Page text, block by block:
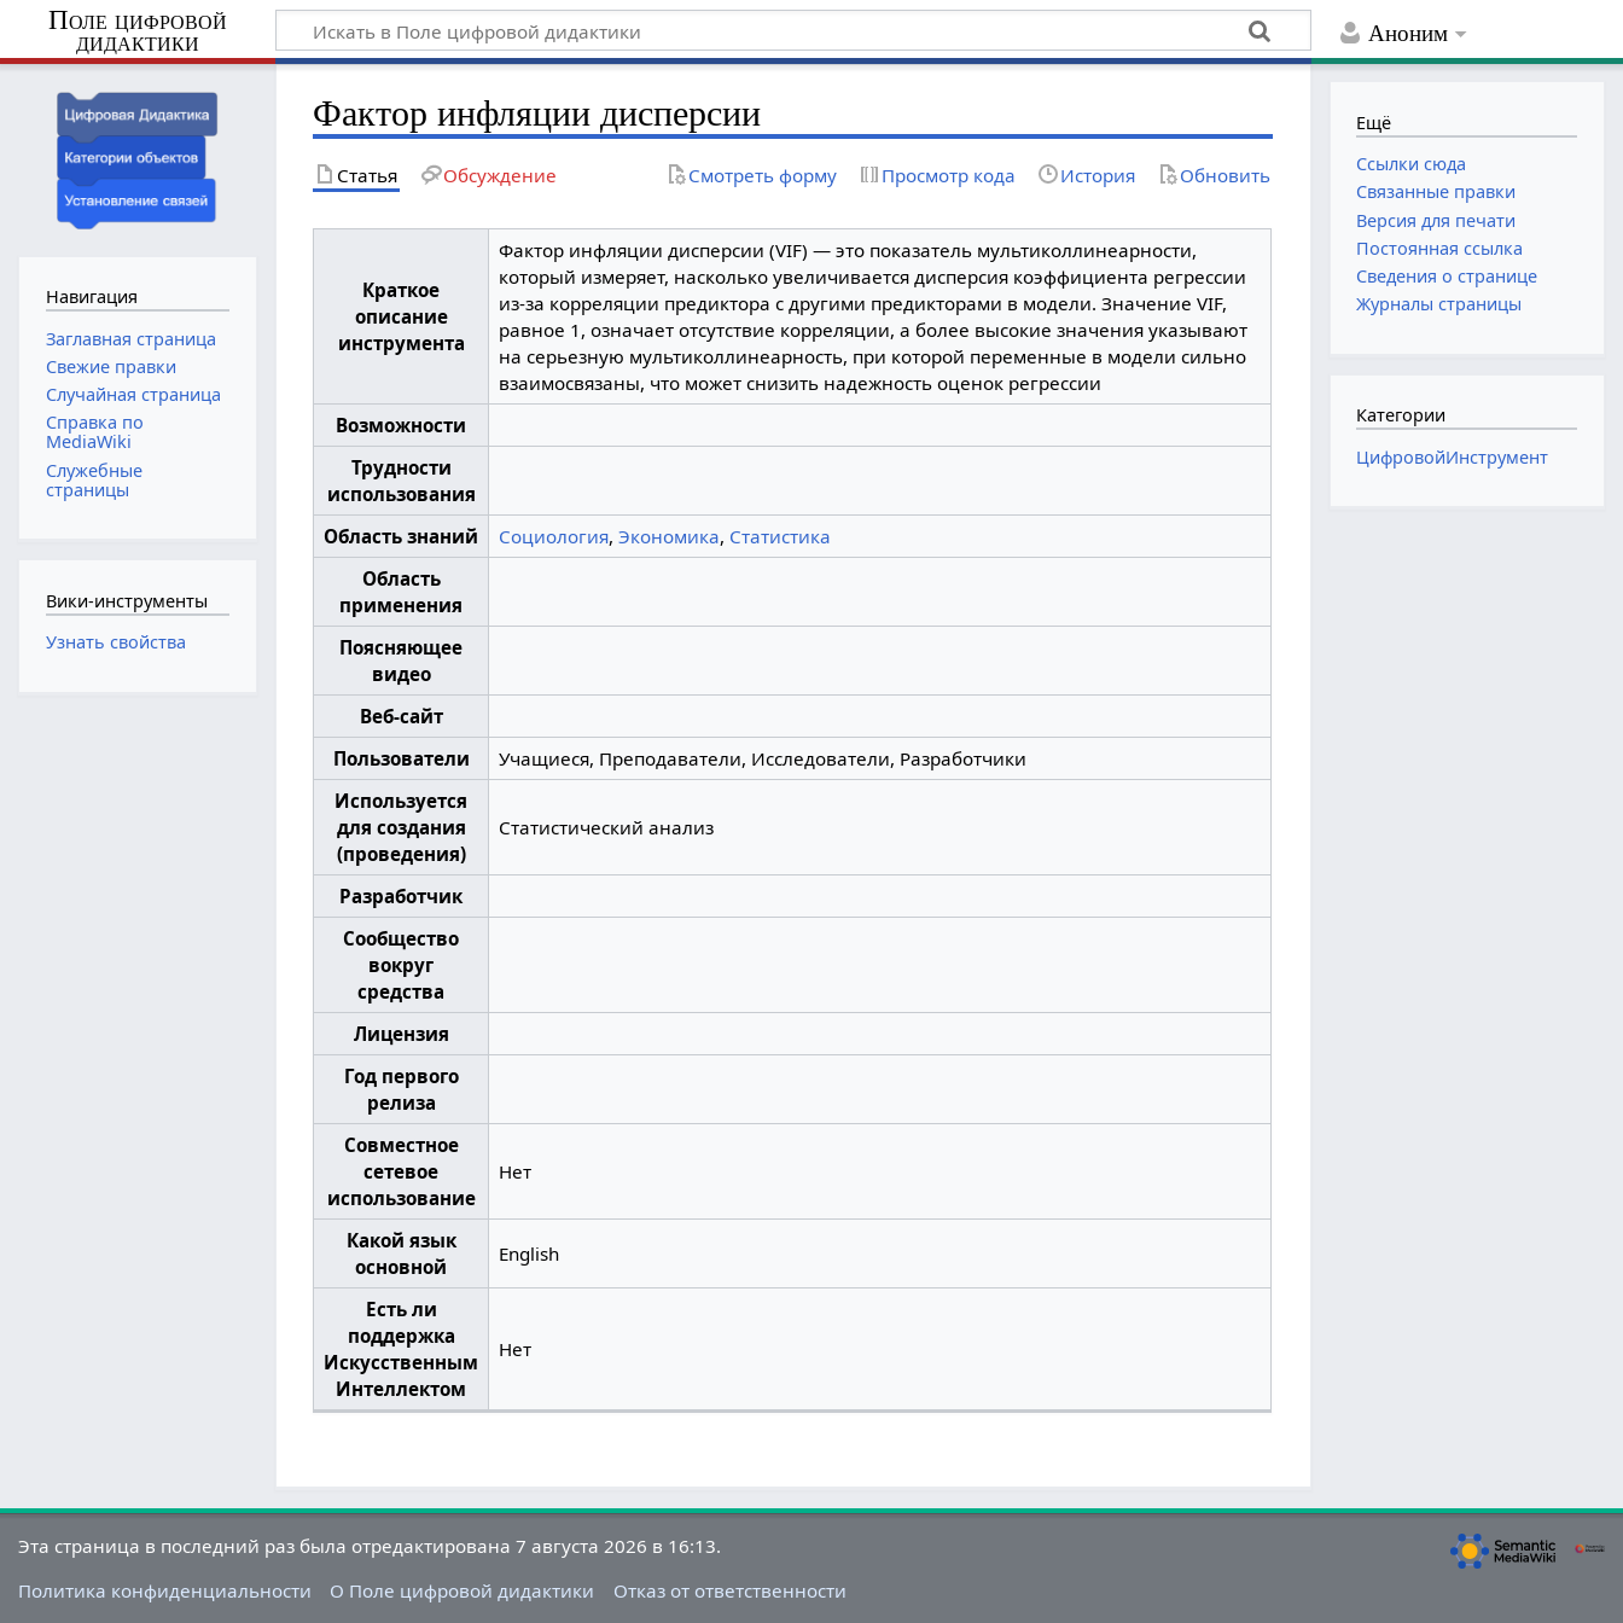
Аноним
Поле цифровой
дидактики
Фактор инфляции дисперсии
Статья Обсуждение Смотреть форму Просмотр кода История Обновить
Краткое
описание
инструмента
Фактор инфляции дисперсии (VIF) — это показатель мультиколлинеарности,
который измеряет, насколько увеличивается дисперсия коэффициента регрессии
из-за корреляции предиктора с другими предикторами в модели. Значение VIF,
равное 1, означает отсутствие корреляции, а более высокие значения указывают
на серьезную мультиколлинеарность, при которой переменные в модели сильно
взаимосвязаны, что может снизить надежность оценок регрессии
Возможности
Трудности
использования
Область знаний
Социология, Экономика, Статистика
Область
применения
Поясняющее
видео
Веб-сайт
Пользователи
Учащиеся, Преподаватели, Исследователи, Разработчики
Используется
для создания
(проведения)
Статистический анализ
Разработчик
Сообщество
вокруг
средства
Лицензия
Год первого
релиза
Совместное
сетевое
использование
Нет
Какой язык
основной
English
Есть ли
поддержка
Искусственным
Интеллектом
Нет
Навигация
Заглавная страница
Свежие правки
Случайная страница
Справка по
MediaWiki
Служебные
страницы
Вики-инструменты
Узнать свойства
Ещё
Ссылки сюда
Связанные правки
Версия для печати
Постоянная ссылка
Сведения о странице
Журналы страницы
Категории
ЦифровойИнструмент
Эта страница в последний раз была отредактирована 7 августа 2026 в 16:13.
Политика конфиденциальности
О Поле цифровой дидактики Отказ от ответственности